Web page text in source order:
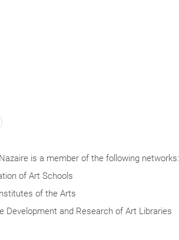
is a member of the following networks:
of Art Schools
of the Arts
Development and Research of Art Libraries